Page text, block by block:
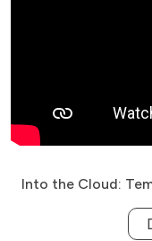
Into the Cloud: